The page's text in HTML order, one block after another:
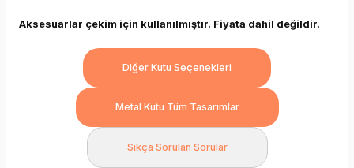
Aksesuarlar çekim için kullanılmıştır. Fiyata dahil değildir.
Diğer Kutu Seçenekleri
Metal Kutu Tüm Tasarımlar
Sıkça Sorulan Sorular